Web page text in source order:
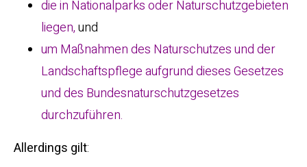
die in Nationalparks oder Naturschutzgebieten
liegen,und
um Maßnahmen des Naturschutzes und der
Landschaftspflege aufgrund dieses Gesetzes
und des Bundesnaturschutzgesetzes
durchzuführen.
Allerdings gilt: